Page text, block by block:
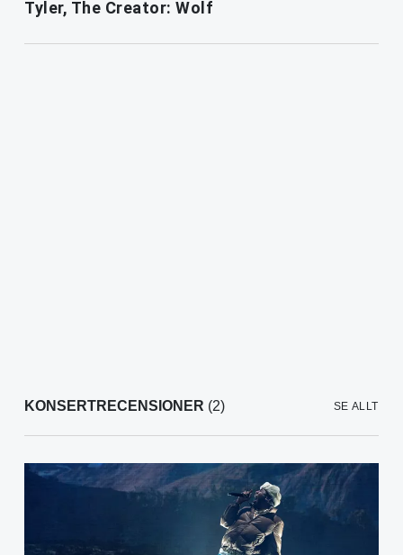
Tyler, The Creator: Wolf
KONSERTRECENSIONER (2) SE ALLT